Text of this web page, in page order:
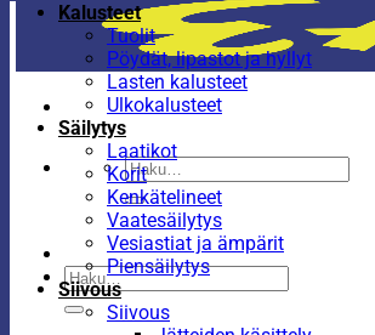
Etsi:
Etsi:
Kalusteet
Tuolit
Pöydät, lipastot ja hyllyt
Lasten kalusteet
Ulkokalusteet
Säilytys
Laatikot
Korit
Kenkätelineet
Vaatesäilytys
Vesiastiat ja ämpärit
Piensäilytys
Siivous
Siivous